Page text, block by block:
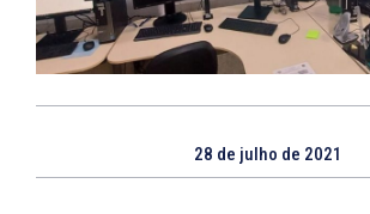
28 de julho de 2021